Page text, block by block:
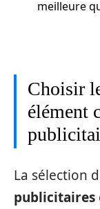
meilleure
Choisir
élément
La sélection
publicitaires